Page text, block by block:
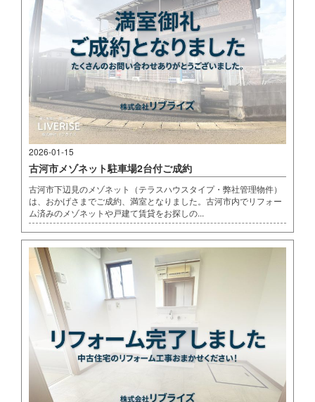
2026-01-15
古河市メゾネット駐車場2台付ご成約
古河市下辺見のメゾネット（テラスハウスタイプ・弊社管理物件）
は、おかげさまでご成約、満室となりました。古河市内でリフォー
ム済みのメゾネットや戸建て賃貸をお探しの...